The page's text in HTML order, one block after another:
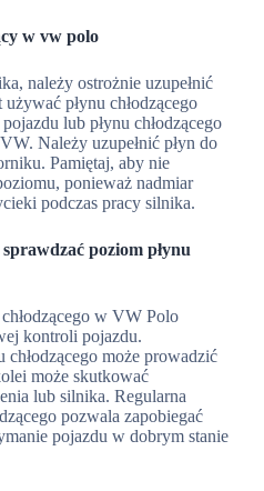
w vw polo
należy ostrożnie uzupełnić
płynu chłodzącego
lub płynu chłodzącego
Należy uzupełnić płyn do
Pamiętaj, aby nie
ponieważ nadmiar
podczas pracy silnika.
poziom płynu
w VW Polo
kontroli pojazdu.
chłodzącego może prowadzić
może skutkować
lub silnika. Regularna
pozwala zapobiegać
pojazdu w dobrym stanie